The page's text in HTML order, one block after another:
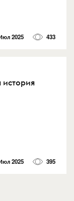
2025 433
2025 395